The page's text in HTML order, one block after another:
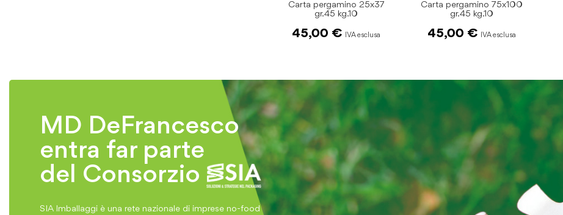
Carta pergamino 25x37
gr.45 kg.10
45,00 €
Carta pergamino 75x100
gr.45 kg.10
45,00 €
MD DeFrancesco
entra far parte
del Consorzio
SIA Imballaggi è una rete nazionale di imprese no-food